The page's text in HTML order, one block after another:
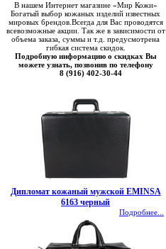
В нашем Интернет магазине «Мир Кожи»
Богатый выбор кожаных изделий известных
мировых брендов.Всегда для Вас проводятся
всевозможные акции. Так же в зависимости от
объема заказа, суммы и т.д. предусмотрена
гибкая система скидок.
Подробную информацию о скидках Вы
можете узнать, позвонив по телефону
8 (916) 402-30-44
Дипломат кожаный мужской EMINSA
6163 черный
Подробнее...